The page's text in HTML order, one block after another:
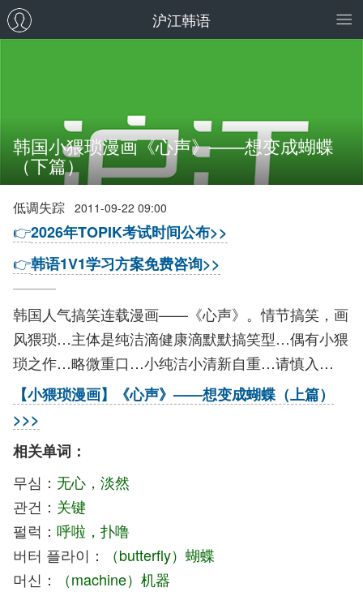
沪江韩语
韩国小猥琐漫画《心声》——想变成蝴蝶
（下篇）
低调失踪 2011-09-22 09:00
👉2026年TOPIK考试时间公布>>
👉韩语1V1学习方案免费咨询>>
韩国人气搞笑连载漫画——《心声》。情节搞笑，画
风猥琐…主体是纯洁滴健康滴默默搞笑型…偶有小猥
琐之作…略微重口…小纯洁小清新自重…请慎入…
【小猥琐漫画】《心声》——想变成蝴蝶（上篇）
>>>
相关单词：
무심： 无心，淡然
관건： 关键
펄럭： 呼啦，扑噜
버터 플라이：
（butterfly）蝴蝶
머신：
（machine）机器